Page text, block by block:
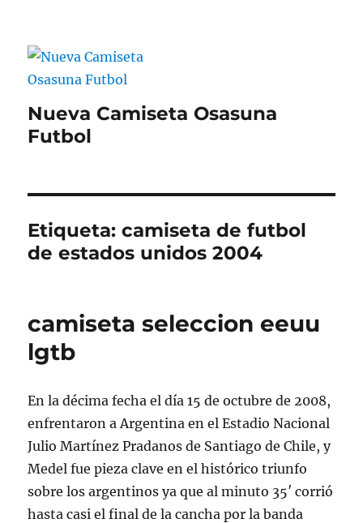
Nueva Camiseta Osasuna
Futbol
Etiqueta:camiseta de futbol
de estados unidos 2004
camiseta seleccion eeuu
lgtb
En la décima fecha el día 15 de octubre de 2008,
enfrentaron a Argentina en el Estadio Nacional
Julio Martínez Pradanos de Santiago de Chile, y
Medel fue pieza clave en el histórico triunfo
sobre los argentinos ya que al minuto 35′ corrió
hasta casi el final de la cancha por la banda